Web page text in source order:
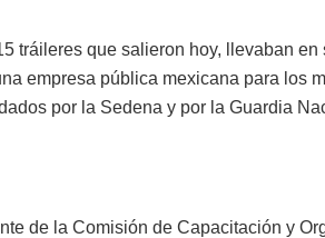
tráileres que salieron hoy, llevaban
empresa pública mexicana para los
por la Sedena y por la Guardia
de la Comisión de Capacitación y